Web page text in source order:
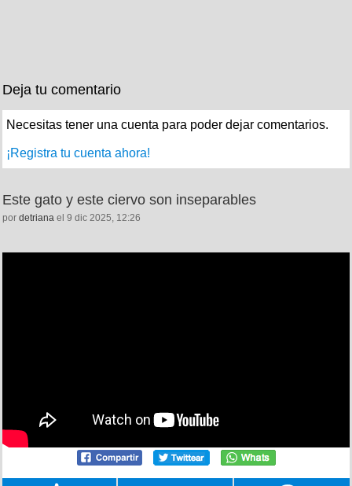
Deja tu comentario
Necesitas tener una cuenta para poder dejar comentarios.
¡Registra tu cuenta ahora!
Este gato y este ciervo son inseparables
por detriana el 9 dic 2025, 12:26